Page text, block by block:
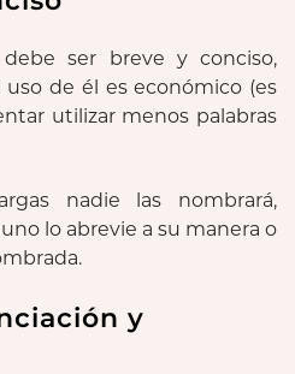
ser breve y conciso,
de él es económico (es
utilizar menos palabras
nadie las nombrará,
lo abrevie a su manera o
y